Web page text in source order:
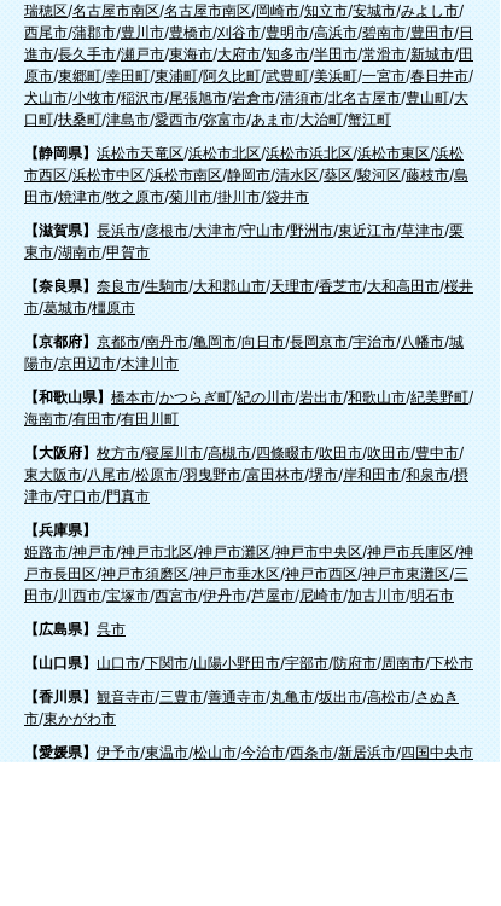
瑞穂区/名古屋市南区/名古屋市南区/岡崎市/知立市/安城市/みよし市/
西尾市/蒲郡市/豊川市/豊橋市/刈谷市/豊明市/高浜市/碧南市/豊田市/日
進市/長久手市/瀬戸市/東海市/大府市/知多市/半田市/常滑市/新城市/田
原市/東郷町/幸田町/東浦町/阿久比町/武豊町/美浜町/一宮市/春日井市/
犬山市/小牧市/稲沢市/尾張旭市/岩倉市/清須市/北名古屋市/豊山町/大
口町/扶桑町/津島市/愛西市/弥富市/あま市/大治町/蟹江町
【静岡県】 浜松市天竜区/浜松市北区/浜松市浜北区/浜松市東区/浜松
市西区/浜松市中区/浜松市南区/静岡市/清水区/葵区/駿河区/藤枝市/島
田市/焼津市/牧之原市/菊川市/掛川市/袋井市
【滋賀県】 長浜市/彦根市/大津市/守山市/野洲市/東近江市/草津市/栗
東市/湖南市/甲賀市
【奈良県】 奈良市/生駒市/大和郡山市/天理市/香芝市/大和高田市/桜井
市/葛城市/橿原市
【京都府】 京都市/南丹市/亀岡市/向日市/長岡京市/宇治市/八幡市/城
陽市/京田辺市/木津川市
【和歌山県】 橋本市/かつらぎ町/紀の川市/岩出市/和歌山市/紀美野町/
海南市/有田市/有田川町
【大阪府】 枚方市/寝屋川市/高槻市/四條畷市/吹田市/吹田市/豊中市/
東大阪市/八尾市/松原市/羽曳野市/富田林市/堺市/岸和田市/和泉市/摂
津市/守口市/門真市
【兵庫県】
姫路市/神戸市/神戸市北区/神戸市灘区/神戸市中央区/神戸市兵庫区/神
戸市長田区/神戸市須磨区/神戸市垂水区/神戸市西区/神戸市東灘区/三
田市/川西市/宝塚市/西宮市/伊丹市/芦屋市/尼崎市/加古川市/明石市
【広島県】 呉市
【山口県】 山口市/下関市/山陽小野田市/宇部市/防府市/周南市/下松市
【香川県】 観音寺市/三豊市/善通寺市/丸亀市/坂出市/高松市/さぬき
市/東かがわ市
【愛媛県】 伊予市/東温市/松山市/今治市/西条市/新居浜市/四国中央市